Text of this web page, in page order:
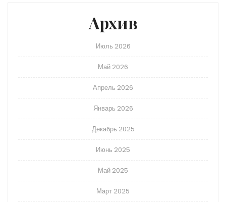
Архив
Июль 2026
Май 2026
Апрель 2026
Январь 2026
Декабрь 2025
Июнь 2025
Май 2025
Март 2025